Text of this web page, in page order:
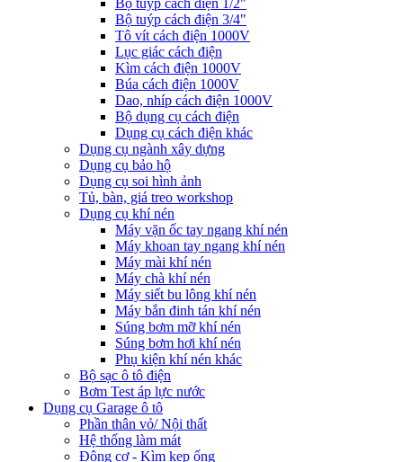
Bộ tuýp cách điện 1/2"
Bộ tuýp cách điện 3/4"
Tô vít cách điện 1000V
Lục giác cách điện
Kìm cách điện 1000V
Búa cách điện 1000V
Dao, nhíp cách điện 1000V
Bộ dụng cụ cách điện
Dụng cụ cách điện khác
Dụng cụ ngành xây dựng
Dụng cụ bảo hộ
Dụng cụ soi hình ảnh
Tủ, bàn, giá treo workshop
Dụng cụ khí nén
Máy vặn ốc tay ngang khí nén
Máy khoan tay ngang khí nén
Máy mài khí nén
Máy chà khí nén
Máy siết bu lông khí nén
Máy bắn đinh tán khí nén
Súng bơm mỡ khí nén
Súng bơm hơi khí nén
Phụ kiện khí nén khác
Bộ sạc ô tô điện
Bơm Test áp lực nước
Dụng cụ Garage ô tô
Phần thân vỏ/ Nội thất
Hệ thống làm mát
Động cơ - Kìm kẹp ống